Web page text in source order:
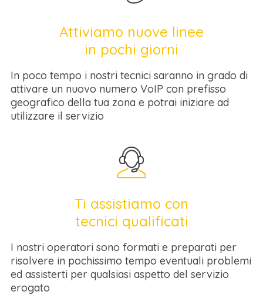
Attiviamo nuove linee
in pochi giorni
In poco tempo i nostri tecnici saranno in grado di
attivare un nuovo numero VoIP con prefisso
geografico della tua zona e potrai iniziare ad
utilizzare il servizio
Ti assistiamo con
tecnici qualificati
I nostri operatori sono formati e preparati per
risolvere in pochissimo tempo eventuali problemi
ed assisterti per qualsiasi aspetto del servizio
erogato